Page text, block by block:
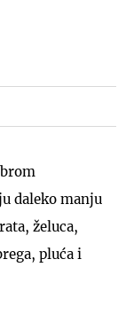
daleko manju
želuca,
pluća i